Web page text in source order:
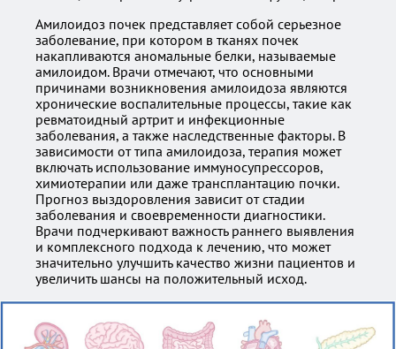
Амилоидоз почек представляет собой серьезное
заболевание, при котором в тканях почек
накапливаются аномальные белки, называемые
амилоидом. Врачи отмечают, что основными
причинами возникновения амилоидоза являются
хронические воспалительные процессы, такие как
ревматоидный артрит и инфекционные
заболевания, а также наследственные факторы. В
зависимости от типа амилоидоза, терапия может
включать использование иммуносупрессоров,
химиотерапии или даже трансплантацию почки.
Прогноз выздоровления зависит от стадии
заболевания и своевременности диагностики.
Врачи подчеркивают важность раннего выявления
и комплексного подхода к лечению, что может
значительно улучшить качество жизни пациентов и
увеличить шансы на положительный исход.